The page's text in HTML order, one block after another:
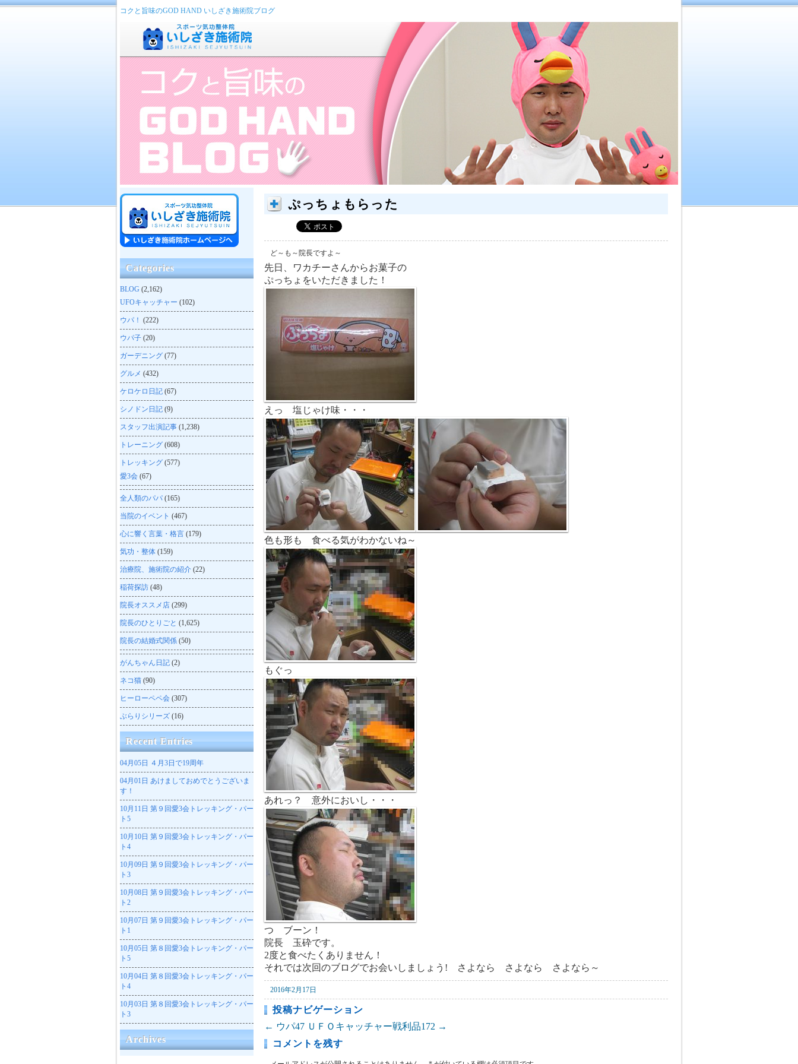
コクと旨味のGOD HAND いしざき施術院ブログ
ぷっちょもらった
ど～も～院長ですよ～
先日、ワカチーさんからお菓子の
ぷっちょをいただきました！
えっ 塩じゃけ味・・・
色も形も 食べる気がわかないね～
もぐっ
あれっ？ 意外においし・・・
つ ブーン！
院長 玉砕です。
2度と食べたくありません！
それでは次回のブログでお会いしましょう! さよなら さよなら さよなら～
2016年2月17日
投稿ナビゲーション
← ウパ47 ＵＦＯキャッチャー戦利品172 →
コメントを残す
Categories
BLOG (2,162)
UFOキャッチャー (102)
ウパ！ (222)
ウパ子 (20)
ガーデニング (77)
グルメ (432)
ケロケロ日記 (67)
シノドン日記 (9)
スタッフ出演記事 (1,238)
トレーニング (608)
トレッキング (577)
愛3会 (67)
全人類のパパ (165)
当院のイベント (467)
心に響く言葉・格言 (179)
気功・整体 (159)
治療院、施術院の紹介 (22)
稲荷探訪 (48)
院長オススメ店 (299)
院長のひとりごと (1,625)
院長の結婚式関係 (50)
がんちゃん日記 (2)
ネコ猫 (90)
ヒーローペペ会 (307)
ぶらりシリーズ (16)
Recent Entries
04月05日 ４月3日で19周年
04月01日 あけましておめでとうございま
す！
10月11日 第９回愛3会トレッキング・パー
ト5
10月10日 第９回愛3会トレッキング・パー
ト4
10月09日 第９回愛3会トレッキング・パー
ト3
10月08日 第９回愛3会トレッキング・パー
ト2
10月07日 第９回愛3会トレッキング・パー
ト1
10月05日 第８回愛3会トレッキング・パー
ト5
10月04日 第８回愛3会トレッキング・パー
ト4
10月03日 第８回愛3会トレッキング・パー
ト3
Archives